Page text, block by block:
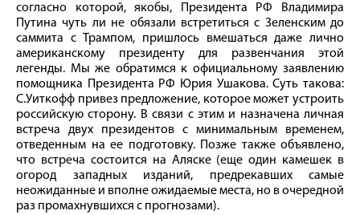
согласно которой, якобы, Президента РФ Владимира
Путина чуть ли не обязали встретиться с Зеленским до
саммита с Трампом, пришлось вмешаться даже лично
американскому президенту для развенчания этой
легенды. Мы же обратимся к официальному заявлению
помощника Президента РФ Юрия Ушакова. Суть такова:
С.Уиткофф привез предложение, которое может устроить
российскую сторону. В связи с этим и назначена личная
встреча двух президентов с минимальным временем,
отведенным на ее подготовку. Позже также объявлено,
что встреча состоится на Аляске (еще один камешек в
огород западных изданий, предрекавших самые
неожиданные и вполне ожидаемые места, но в очередной
раз промахнувшихся с прогнозами).